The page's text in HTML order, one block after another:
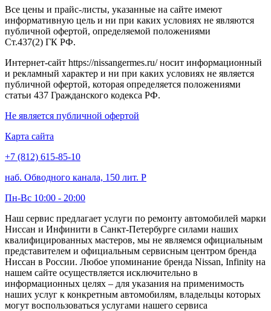
Все цены и прайс-листы, указанные на сайте имеют
информативную цель и ни при каких условиях не являются
публичной офертой, определяемой положениями
Ст.437(2) ГК РФ.
Интернет-сайт https://nissangermes.ru/ носит информационный
и рекламный характер и ни при каких условиях не является
публичной офертой, которая определяется положениями
статьи 437 Гражданского кодекса РФ.
Не является публичной офертой
Карта сайта
+7 (812) 615-85-10
наб. Обводного канала, 150 лит. Р
Пн-Вс 10:00 - 20:00
Наш сервис предлагает услуги по ремонту автомобилей марки
Ниссан и Инфинити в Санкт-Петербурге силами наших
квалифицированных мастеров, мы не являемся официальным
представителем и официальным сервисным центром бренда
Ниссан в России. Любое упоминание бренда Nissan, Infinity на
нашем сайте осуществляется исключительно в
информационных целях – для указания на применимость
наших услуг к конкретным автомобилям, владельцы которых
могут воспользоваться услугами нашего сервиса